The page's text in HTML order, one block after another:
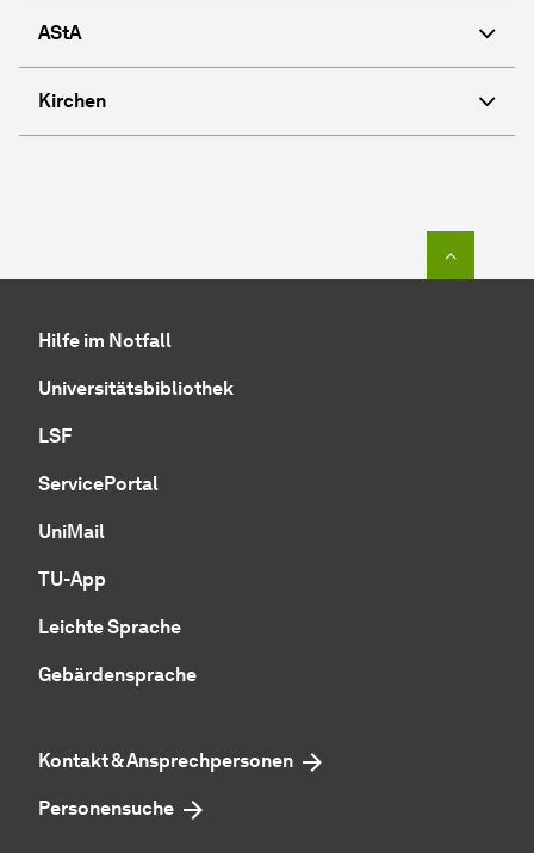
AStA
Kirchen
Hilfe im Notfall
Universitätsbibliothek
LSF
ServicePortal
UniMail
TU-App
Leichte Sprache
Gebärdensprache
Kontakt & Ansprechpersonen
Personensuche